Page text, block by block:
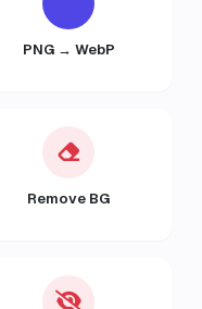
PNG → WebP
Remove BG